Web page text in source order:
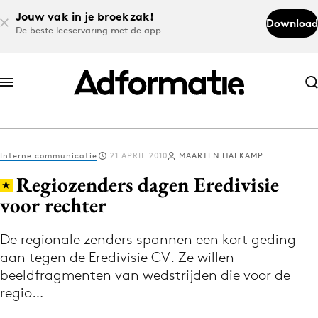
Jouw vak in je broekzak!
De beste leeservaring met de app
Download
Abonneer nu
Abonneer nu
Log in
Volg het laatste nieuws via de Adformatie
Nieuws app
Interne communicatie 21 APRIL 2010 MAARTEN HAFKAMP
Regiozenders dagen Eredivisie
voor rechter
De regionale zenders spannen een kort geding
aan tegen de Eredivisie CV. Ze willen
beeldfragmenten van wedstrijden die voor de
regio…